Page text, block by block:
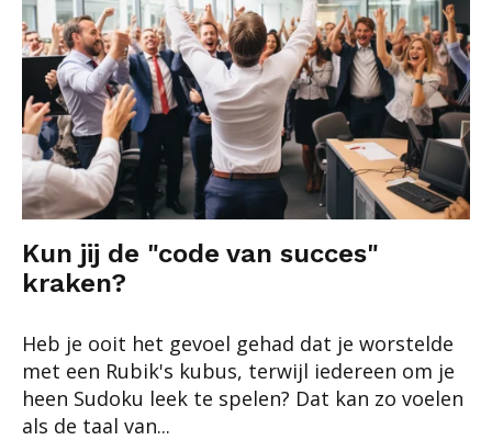
Kun jij de "code van succes"
kraken?
Heb je ooit het gevoel gehad dat je worstelde
met een Rubik's kubus, terwijl iedereen om je
heen Sudoku leek te spelen? Dat kan zo voelen
als de taal van...